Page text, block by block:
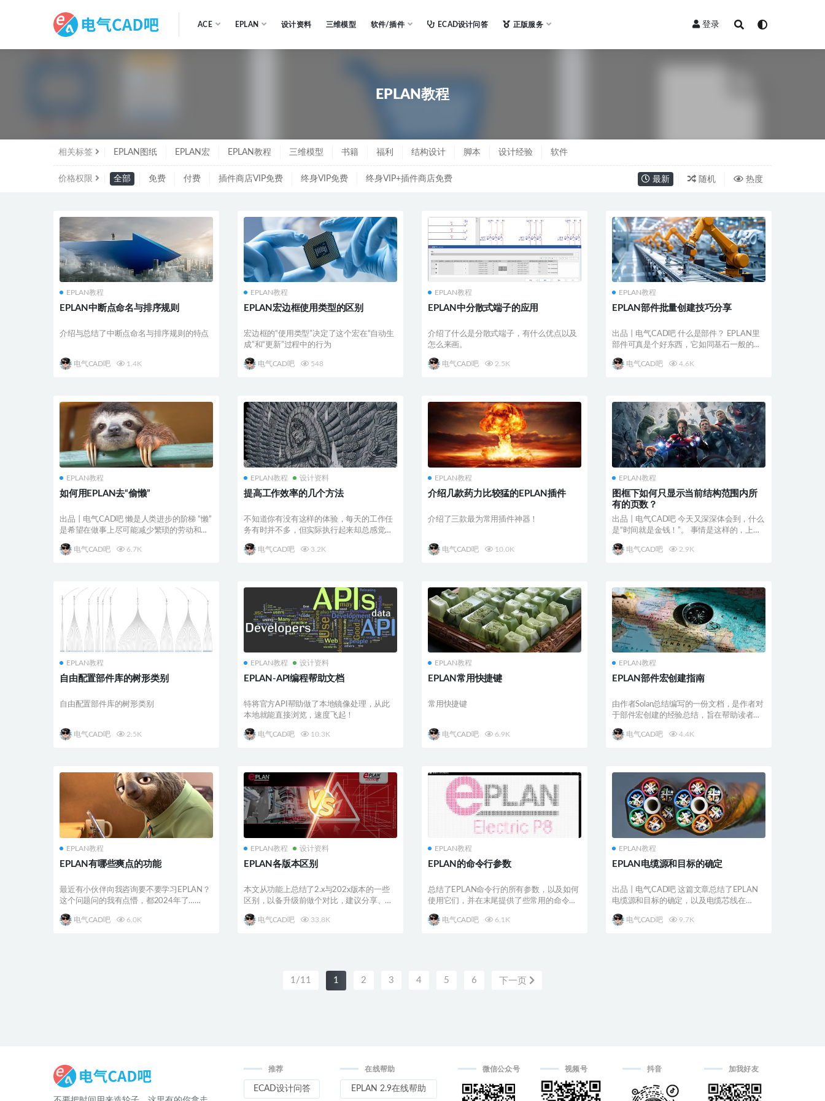
ACE EPLAN 设计资料 三维模型 软件/插件 ECAD设计问答 正版服务 登录
EPLAN教程
相关标签 EPLAN图纸 EPLAN宏 EPLAN教程 三维模型 书籍 福利 结构设计 脚本 设计经验 软件
价格权限 全部 免费 付费 插件商店VIP免费 终身VIP免费 终身VIP+插件商店免费 最新 随机 热度
EPLAN教程
EPLAN中断点命名与排序规则
介绍与总结了中断点命名与排序规则的特点
电气CAD吧 1.4K
EPLAN教程
EPLAN宏边框使用类型的区别
宏边框的“使用类型”决定了这个宏在“自动生
成”和“更新”过程中的行为
电气CAD吧 548
EPLAN教程
EPLAN中分散式端子的应用
介绍了什么是分散式端子，有什么优点以及
怎么来画。
电气CAD吧 2.5K
EPLAN教程
EPLAN部件批量创建技巧分享
出品丨电气CAD吧 什么是部件？ EPLAN里
部件可真是个好东西，它如同基石一般的存
电气CAD吧
4.6K
EPLAN教程
如何用EPLAN去“偷懒”
出品丨电气CAD吧 懒是人类进步的阶梯 “懒”
是希望在做事上尽可能减少繁琐的劳动和时
电气CAD吧
6.7K
EPLAN教程 设计资料
提高工作效率的几个方法
不知道你有没有这样的体验，每天的工作任
务有时并不多，但实际执行起来却总感觉时
电气CAD吧
3.2K
EPLAN教程
介绍几款药力比较猛的EPLAN插件
介绍了三款最为常用插件神器！
电气CAD吧 10.0K
EPLAN教程
图框下如何只显示当前结构范围内所
有的页数？
出品丨电气CAD吧 今天又深深体会到，什么
是“时间就是金钱！”。 事情是这样的，上午
电气CAD吧
2.9K
EPLAN教程
自由配置部件库的树形类别
自由配置部件库的树形类别
电气CAD吧 2.5K
EPLAN教程 设计资料
EPLAN-API编程帮助文档
特将官方API帮助做了本地镜像处理，从此
本地​就能直接浏览，速度飞起！
电气CAD吧 10.3K
EPLAN教程
EPLAN常用快捷键
常用快捷键
电气CAD吧 6.9K
EPLAN教程
EPLAN部件宏创建指南
由作者Solan总结编写的一份文档，是作者对
于部件宏创建的经验总结，旨在帮助读者以
电气CAD吧
4.4K
EPLAN教程
EPLAN有哪些爽点的功能
最近有小伙伴向我咨询要不要学习EPLAN？
这个问题问的我有点懵，都2024年了……
电气CAD吧 6.0K
EPLAN教程 设计资料
EPLAN各版本区别
本文从功能上总结了2.x与202x版本的一些
区别，以备升级前做个对比，建议分享、收
电气CAD吧
33.8K
EPLAN教程
EPLAN的命令行参数
总结了EPLAN命令行的所有参数，以及如何
使用它们，并在末尾提供了些常用的命令行
电气CAD吧
6.1K
EPLAN教程
EPLAN电缆源和目标的确定
出品丨电气CAD吧 这篇文章总结了EPLAN
电缆源和目标的确定，以及电缆芯线在
电气CAD吧
9.7K
1/11 1 2 3 4 5 6 下一页
推荐
ECAD设计问答
在线帮助
EPLAN 2.9在线帮助
微信公众号 视频号 抖音 加我好友